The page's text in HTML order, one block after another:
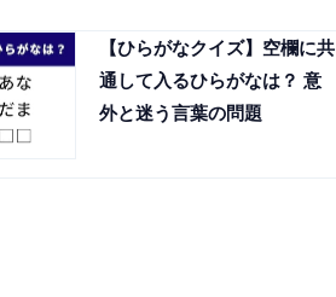
【ひらがなクイズ】空欄に共
通して入るひらがなは？ 意
外と迷う言葉の問題